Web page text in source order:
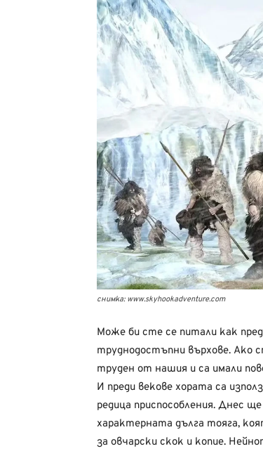
снимка: www.skyhookadventure.com
Може би сте се питали как
труднодостъпни върхове. Ако
труден от нашия и са имали
И преди векове хората са
редица приспособления. Днес
характерната дълга тояга,
за овчарски скок и копие.